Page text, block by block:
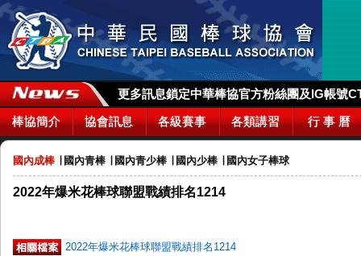
更多訊息鎖定中華棒協官方粉絲團及IG帳號
棒協簡介 協會訊息 各級賽事 各類講習 行 事 曆
國內成棒 國內青棒 國內青少棒 國內少棒 國內女子棒球
2022年爆米花棒球聯盟戰績排名1214
2022年爆米花棒球聯盟戰績排名1214